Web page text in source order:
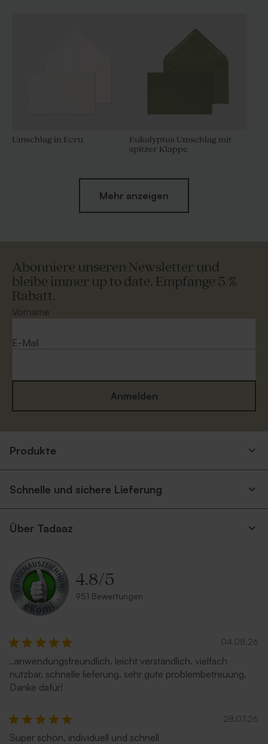
Umschlag in Ecru
Eukalyptus Umschlag mit
spitzer Klappe
Silberner Umschlag
Umschlag in Sandfarbe
Umschlag 'Zartrosa'
Mehr anzeigen
Abonniere unseren Newsletter und
bleibe immer up to date. Empfange 5 %
Rabatt.
Vorname
E-Mail
Anmelden
Produkte
Schnelle und sichere Lieferung
Über Tadaaz
4.8/5
951 Bewertungen
04.08.26
..anwendungsfreundlich. leicht verständlich. vielfach
nutzbar. schnelle lieferung. sehr gute problembetreuung.
Danke dafür!
28.07.26
Super schön, individuell und schnell